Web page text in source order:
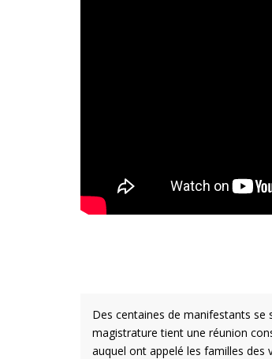
Des centaines de manifestants se
magistrature tient une réunion
auquel ont appelé les familles des